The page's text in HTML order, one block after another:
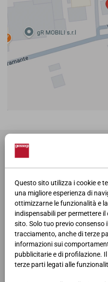
Questo sito utilizza i cookie e
una migliore esperienza di
ottimizzarne le funzionalità e
indispensabili per permettere
sito. Solo tuo previo consenso
tracciamento, anche di terze
informazioni sui
pubblicitarie e di profilazione.
terze parti legati alle